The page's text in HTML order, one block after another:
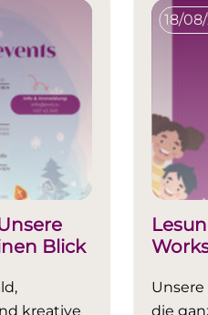
Blick
kreative
18/
die